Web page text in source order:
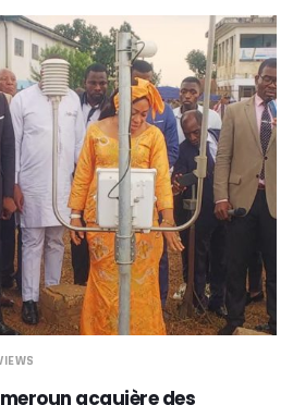
acquière des